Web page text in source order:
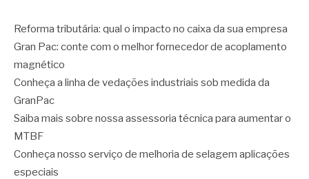
Reforma tributária: qual o impacto no caixa da sua empresa
Gran Pac: conte com o melhor fornecedor de acoplamento
magnético
Conheça a linha de vedações industriais sob medida da
GranPac
Saiba mais sobre nossa assessoria técnica para aumentar o
MTBF
Conheça nosso serviço de melhoria de selagem aplicações
especiais